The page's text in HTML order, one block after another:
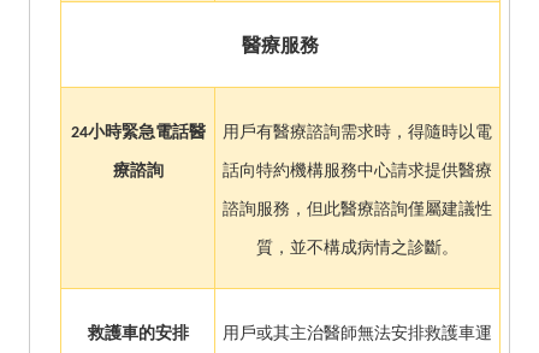
醫療服務
24小時緊急電話醫
療諮詢
用戶有醫療諮詢需求時，得隨時以電
話向特約機構服務中心請求提供醫療
諮詢服務，但此醫療諮詢僅屬建議性
質，並不構成病情之診斷。
救護車的安排 用戶或其主治醫師無法安排救護車運